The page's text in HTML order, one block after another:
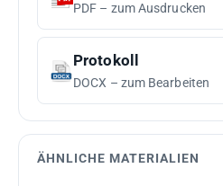
PDF – zum Ausdrucken
Protokoll
DOCX – zum Bearbeiten
ÄHNLICHE MATERIALIEN